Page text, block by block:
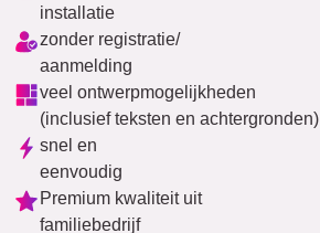
installatie
zonder registratie/
aanmelding
veel ontwerpmogelijkheden
(inclusief teksten en achtergronden)
snel en
eenvoudig
Premium kwaliteit uit
familiebedrijf